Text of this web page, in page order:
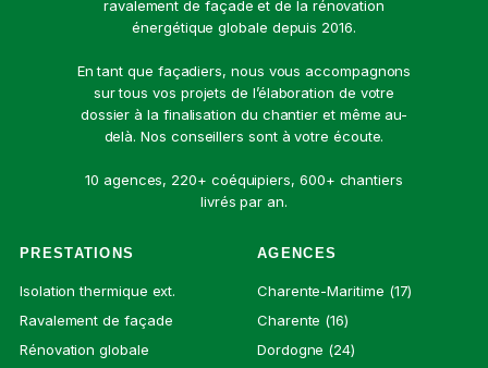
ravalement de façade et de la rénovation
énergétique globale depuis 2016.
En tant que façadiers, nous vous accompagnons
sur tous vos projets de l’élaboration de votre
dossier à la finalisation du chantier et même au-
delà. Nos conseillers sont à votre écoute.
10 agences, 220+ coéquipiers, 600+ chantiers
livrés par an.
PRESTATIONS
Isolation thermique ext.
Ravalement de façade
Rénovation globale
AGENCES
Charente-Maritime (17)
Charente (16)
Dordogne (24)